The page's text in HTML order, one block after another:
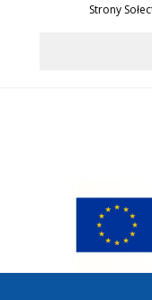
Strony